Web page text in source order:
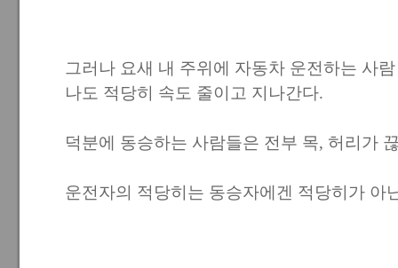
그러나 요새 내 주위에 자동차 운전하는 사
나도 적당히 속도 줄이고 지나간다.
덕분에 동승하는 사람들은 전부 목, 허리가
운전자의 적당히는 동승자에겐 적당히가 아